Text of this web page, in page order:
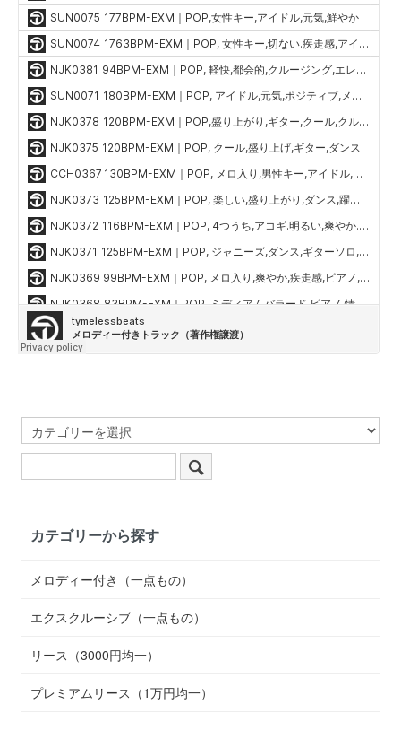
カテゴリーから探す
メロディー付き（一点もの）
エクスクルーシブ（一点もの）
リース（3000円均一）
プレミアムリース（1万円均一）